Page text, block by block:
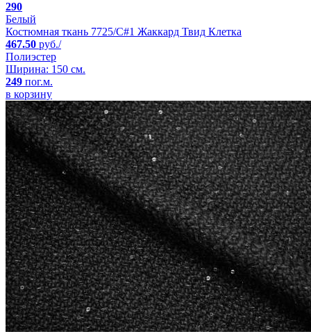
290
Белый
Костюмная ткань 7725/C#1 Жаккард Твид Клетка
467.50 руб./
Полиэстер
Ширина: 150 см.
249 пог.м.
в корзину